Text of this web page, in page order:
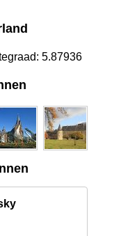
5.87936